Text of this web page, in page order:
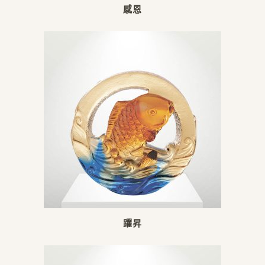
感恩
躍昇